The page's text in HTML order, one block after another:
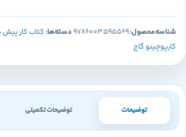
شناسه محصول:9786003595569 دسته‌ها:کتاب کار پیش
کارپوچینو گاج
توضیحات توضیحات تکمیلی